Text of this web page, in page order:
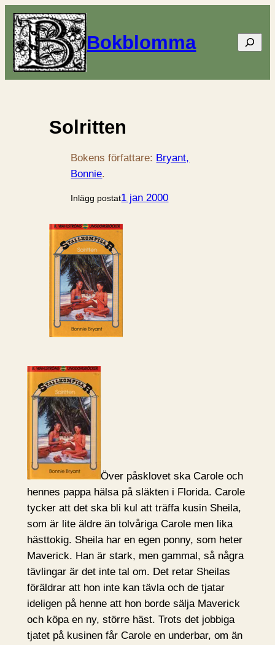
Bokblomma Sök
Solritten
Bokens författare: Bryant,
Bonnie.
Inlägg postat1 jan 2000
Över påsklovet ska Carole och
hennes pappa hälsa på släkten i Florida. Carole
tycker att det ska bli kul att träffa kusin Sheila,
som är lite äldre än tolvåriga Carole men lika
hästtokig. Sheila har en egen ponny, som heter
Maverick. Han är stark, men gammal, så några
tävlingar är det inte tal om. Det retar Sheilas
föräldrar att hon inte kan tävla och de tjatar
ideligen på henne att hon borde sälja Maverick
och köpa en ny, större häst. Trots det jobbiga
tjatet på kusinen får Carole en underbar, om än